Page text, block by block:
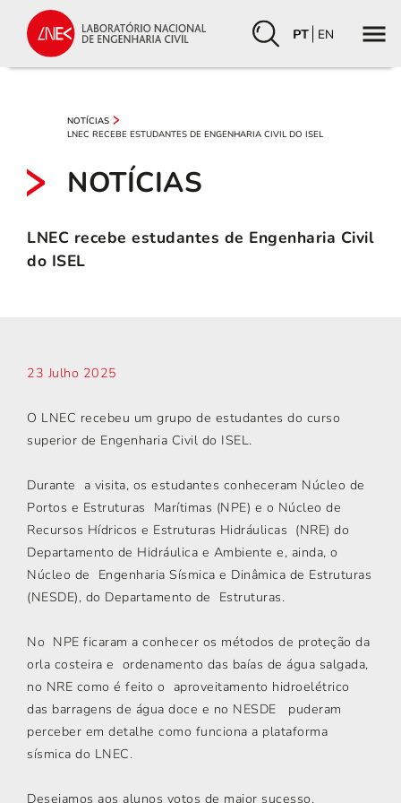
PT EN
NOTÍCIAS
LNEC RECEBE ESTUDANTES DE ENGENHARIA CIVIL DO ISEL
NOTÍCIAS
LNEC recebe estudantes de Engenharia Civil
do ISEL
23 Julho 2025
O LNEC recebeu um grupo de estudantes do curso
superior de Engenharia Civil do ISEL.
Durante a visita, os estudantes conheceram Núcleo de
Portos e Estruturas Marítimas (NPE) e o Núcleo de
Recursos Hídricos e Estruturas Hidráulicas (NRE) do
Departamento de Hidráulica e Ambiente e, ainda, o
Núcleo de Engenharia Sísmica e Dinâmica de Estruturas
(NESDE), do Departamento de Estruturas.
No NPE ficaram a conhecer os métodos de proteção da
orla costeira e ordenamento das baías de água salgada,
no NRE como é feito o aproveitamento hidroelétrico
das barragens de água doce e no NESDE puderam
perceber em detalhe como funciona a plataforma
sísmica do LNEC.
Desejamos aos alunos votos de maior sucesso.